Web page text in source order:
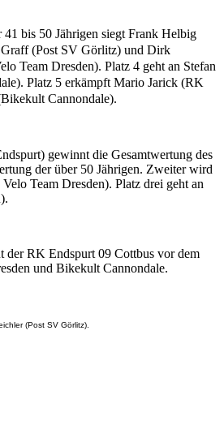
bis 50 Jährigen siegt Frank Helbig
(Post SV Görlitz) und Dirk
Team Dresden). Platz 4 geht an Stefan
Platz 5 erkämpft Mario Jarick (RK
Cannondale).
gewinnt die Gesamtwertung des
der über 50 Jährigen. Zweiter wird
Team Dresden). Platz drei geht an
der RK Endspurt 09 Cottbus vor dem
und Bikekult Cannondale.
(Post SV Görlitz).